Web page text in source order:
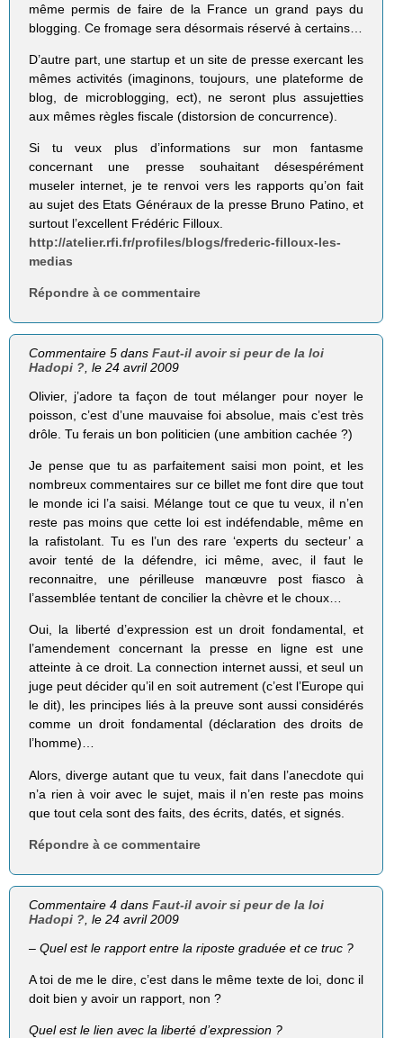
même permis de faire de la France un grand pays du
blogging. Ce fromage sera désormais réservé à certains…
D’autre part, une startup et un site de presse exercant les
mêmes activités (imaginons, toujours, une plateforme de
blog, de microblogging, ect), ne seront plus assujetties
aux mêmes règles fiscale (distorsion de concurrence).
Si tu veux plus d’informations sur mon fantasme
concernant une presse souhaitant désespérément
museler internet, je te renvoi vers les rapports qu’on fait
au sujet des Etats Généraux de la presse Bruno Patino, et
surtout l’excellent Frédéric Filloux.
http://atelier.rfi.fr/profiles/blogs/frederic-filloux-les-
medias
Répondre à ce commentaire
Commentaire 5 dansFaut-il avoir si peur de la loi
Hadopi ?, le 24 avril 2009
Olivier, j’adore ta façon de tout mélanger pour noyer le
poisson, c’est d’une mauvaise foi absolue, mais c’est très
drôle. Tu ferais un bon politicien (une ambition cachée ?)
Je pense que tu as parfaitement saisi mon point, et les
nombreux commentaires sur ce billet me font dire que tout
le monde ici l’a saisi. Mélange tout ce que tu veux, il n’en
reste pas moins que cette loi est indéfendable, même en
la rafistolant. Tu es l’un des rare ‘experts du secteur’ a
avoir tenté de la défendre, ici même, avec, il faut le
reconnaitre, une périlleuse manœuvre post fiasco à
l’assemblée tentant de concilier la chèvre et le choux…
Oui, la liberté d’expression est un droit fondamental, et
l’amendement concernant la presse en ligne est une
atteinte à ce droit. La connection internet aussi, et seul un
juge peut décider qu’il en soit autrement (c’est l’Europe qui
le dit), les principes liés à la preuve sont aussi considérés
comme un droit fondamental (déclaration des droits de
l’homme)…
Alors, diverge autant que tu veux, fait dans l’anecdote qui
n’a rien à voir avec le sujet, mais il n’en reste pas moins
que tout cela sont des faits, des écrits, datés, et signés.
Répondre à ce commentaire
Commentaire 4 dansFaut-il avoir si peur de la loi
Hadopi ? , le 24 avril 2009
– Quel est le rapport entre la riposte graduée et ce truc ?
A toi de me le dire, c’est dans le même texte de loi, donc il
doit bien y avoir un rapport, non ?
Quel est le lien avec la liberté d’expression ?